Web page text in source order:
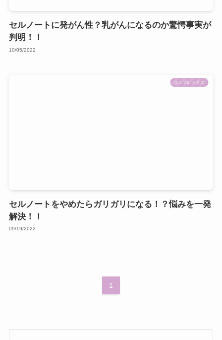
セルノートに発がん性？乳がんになるのか驚愕事実が
判明！！
10/05/2022
コンプレックス
セルノートをやめたらガリガリになる！？悩みを一発
解決！！
09/19/2022
1